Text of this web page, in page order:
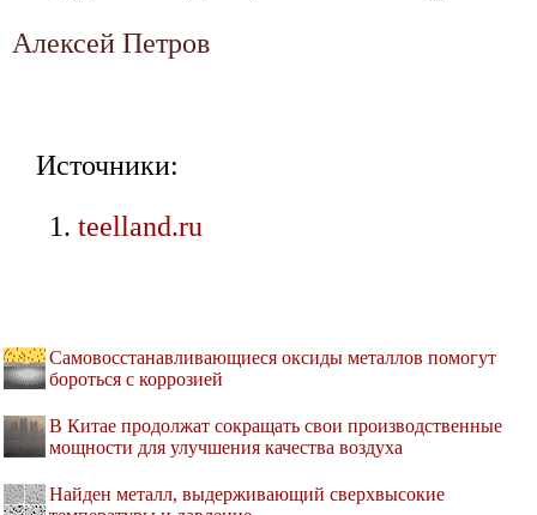
Алексей Петров
Источники:
teelland.ru
Самовосстанавливающиеся оксиды металлов помогут
бороться с коррозией
В Китае продолжат сокращать свои производственные
мощности для улучшения качества воздуха
Найден металл, выдерживающий сверхвысокие